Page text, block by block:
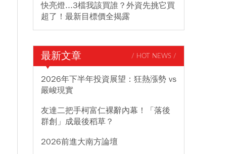
快亮燈...3檔我該買誰？外資先挑它買
超了！最新目標價全揭露
最新文章 / HOT NEWS /
2026年下半年投資展望：狂熱漲勢 vs
嚴峻現實
友達二把手柯富仁裸辭內幕！「落後
群創」成最後稻草？
2026前進大南方論壇